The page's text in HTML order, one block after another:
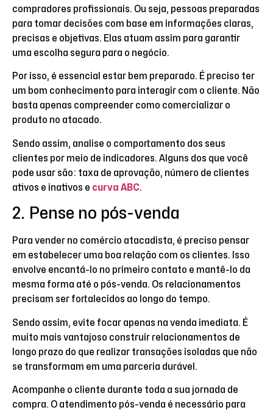
compradores profissionais. Ou seja, pessoas preparadas
para tomar decisões com base em informações claras,
precisas e objetivas. Elas atuam assim para garantir
uma escolha segura para o negócio.
Por isso, é essencial estar bem preparado. É preciso ter
um bom conhecimento para interagir com o cliente. Não
basta apenas compreender como comercializar o
produto no atacado.
Sendo assim, analise o comportamento dos seus
clientes por meio de indicadores. Alguns dos que você
pode usar são: taxa de aprovação, número de clientes
ativos e inativos e curva ABC.
2. Pense no pós-venda
Para vender no comércio atacadista, é preciso pensar
em estabelecer uma boa relação com os clientes. Isso
envolve encantá-lo no primeiro contato e mantê-lo da
mesma forma até o pós-venda. Os relacionamentos
precisam ser fortalecidos ao longo do tempo.
Sendo assim, evite focar apenas na venda imediata. É
muito mais vantajoso construir relacionamentos de
longo prazo do que realizar transações isoladas que não
se transformam em uma parceria durável.
Acompanhe o cliente durante toda a sua jornada de
compra. O atendimento pós-venda é necessário para